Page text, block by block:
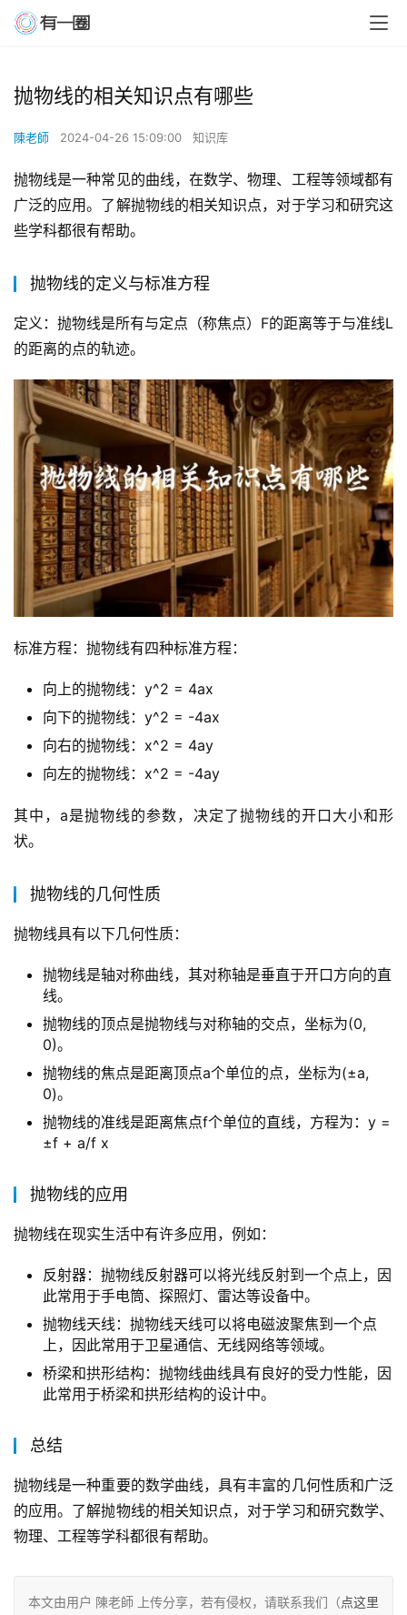
抛物线的相关知识点有哪些
陳老師 2024-04-26 15:09:00 知识库
抛物线是一种常见的曲线，在数学、物理、工程等领域都有
广泛的应用。了解抛物线的相关知识点，对于学习和研究这
些学科都很有帮助。
抛物线的定义与标准方程
定义：抛物线是所有与定点（称焦点）F的距离等于与准线L
的距离的点的轨迹。
标准方程：抛物线有四种标准方程：
向上的抛物线：y^2 = 4ax
向下的抛物线：y^2 = -4ax
向右的抛物线：x^2 = 4ay
向左的抛物线：x^2 = -4ay
其中，a是抛物线的参数，决定了抛物线的开口大小和形
状。
抛物线的几何性质
抛物线具有以下几何性质：
抛物线是轴对称曲线，其对称轴是垂直于开口方向的直
线。
抛物线的顶点是抛物线与对称轴的交点，坐标为(0,
0)。
抛物线的焦点是距离顶点a个单位的点，坐标为(±a,
0)。
抛物线的准线是距离焦点f个单位的直线，方程为：y =
±f + a/f x
抛物线的应用
抛物线在现实生活中有许多应用，例如：
反射器：抛物线反射器可以将光线反射到一个点上，因
此常用于手电筒、探照灯、雷达等设备中。
抛物线天线：抛物线天线可以将电磁波聚焦到一个点
上，因此常用于卫星通信、无线网络等领域。
桥梁和拱形结构：抛物线曲线具有良好的受力性能，因
此常用于桥梁和拱形结构的设计中。
总结
抛物线是一种重要的数学曲线，具有丰富的几何性质和广泛
的应用。了解抛物线的相关知识点，对于学习和研究数学、
物理、工程等学科都很有帮助。
本文由用户 陳老師 上传分享，若有侵权，请联系我们（点这里